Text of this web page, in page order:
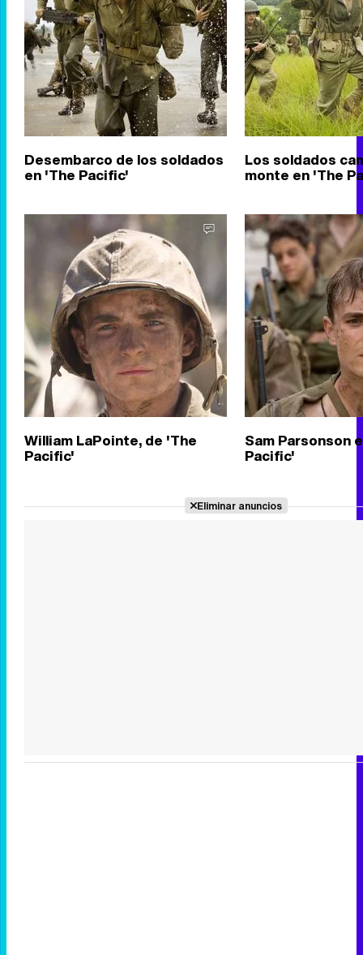
Desembarco de los soldados
en 'The Pacific'
Los soldados
monte en 'The
William LaPointe, de 'The
Pacific'
Sam Parsonson
Pacific'
Eliminar anuncios